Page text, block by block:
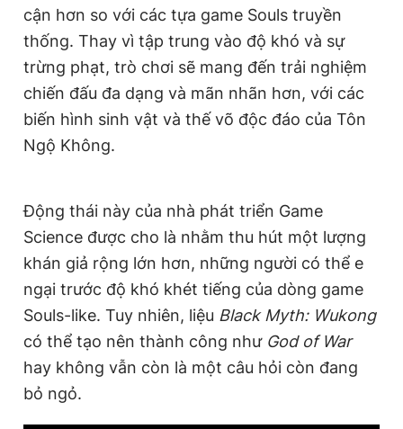
Giấy phép xuất bản số 110/GP - BTTTT cấp ngày 24.3.2020
© 2003-2026 Bản quyền thuộc về Báo Thanh Niên. Cấm sao
chép dưới mọi hình thức nếu không có sự chấp thuận bằng văn
bản. Phát triển bởi ePi Technologies, JSC.
cận hơn so với các tựa game Souls truyền
thống. Thay vì tập trung vào độ khó và sự
trừng phạt, trò chơi sẽ mang đến trải nghiệm
chiến đấu đa dạng và mãn nhãn hơn, với các
biến hình sinh vật và thế võ độc đáo của Tôn
Ngộ Không.
Động thái này của nhà phát triển Game
Science được cho là nhằm thu hút một lượng
khán giả rộng lớn hơn, những người có thể e
ngại trước độ khó khét tiếng của dòng game
Souls-like. Tuy nhiên, liệu Black Myth: Wukong
có thể tạo nên thành công như God of War
hay không vẫn còn là một câu hỏi còn đang
bỏ ngỏ.